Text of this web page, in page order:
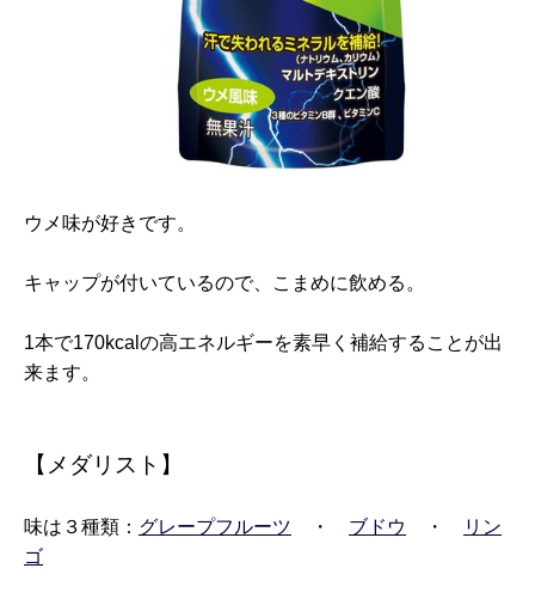
ウメ味が好きです。
キャップが付いているので、こまめに飲める。
1本で170kcalの高エネルギーを素早く補給することが出
来ます。
【メダリスト】
味は３種類： グレープフルーツ ・ ブドウ ・
リン
ゴ